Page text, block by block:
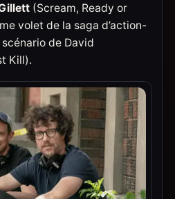
(Scream, Ready or
volet de la saga d’action-
de David
Kill).